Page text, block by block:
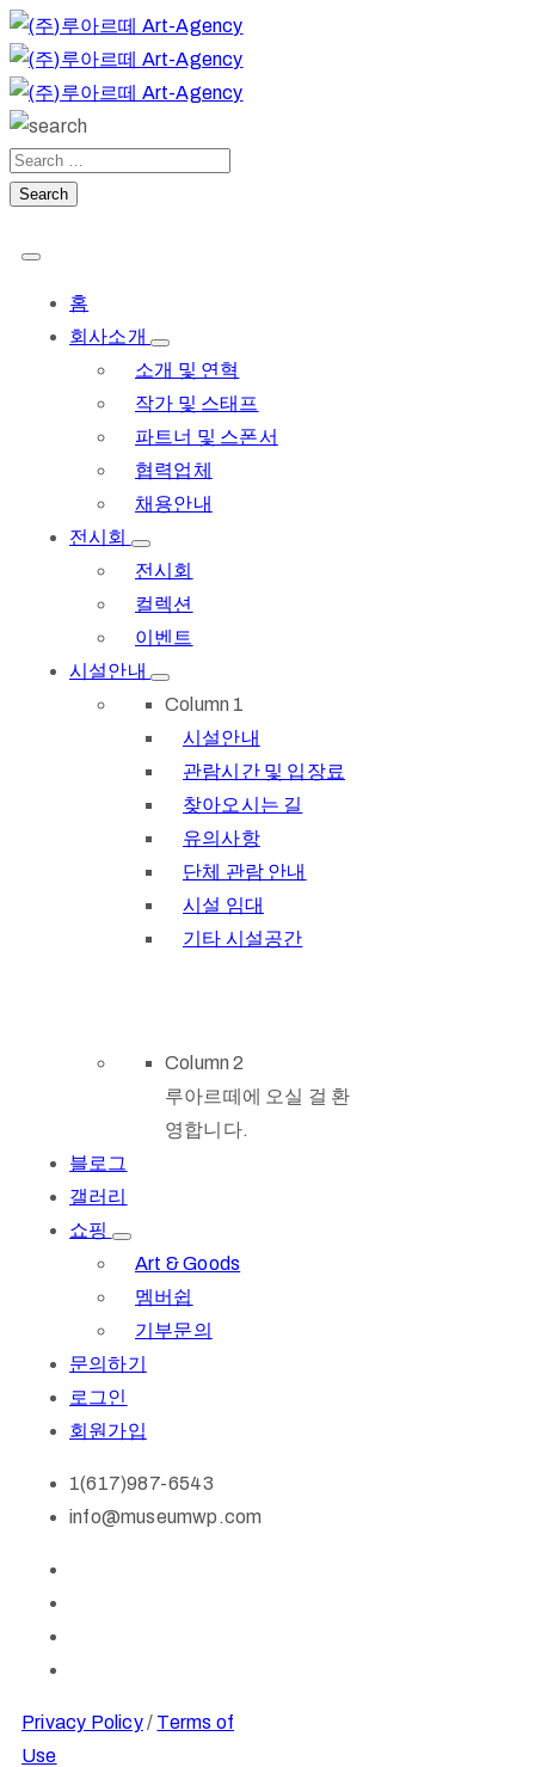
홈
회사소개
소개 및 연혁
작가 및 스태프
파트너 및 스폰서
협력업체
채용안내
전시회
전시회
컬렉션
이벤트
시설안내
Column 1
시설안내
관람시간 및 입장료
찾아오시는 길
유의사항
단체 관람 안내
시설 임대
기타 시설공간
Column 2
루아르떼에 오실 걸 환
영합니다.
블로그
갤러리
쇼핑
Art & Goods
멤버쉽
기부문의
문의하기
로그인
회원가입
1(617)987-6543
info@museumwp.com
Privacy Policy/ Terms of
Use